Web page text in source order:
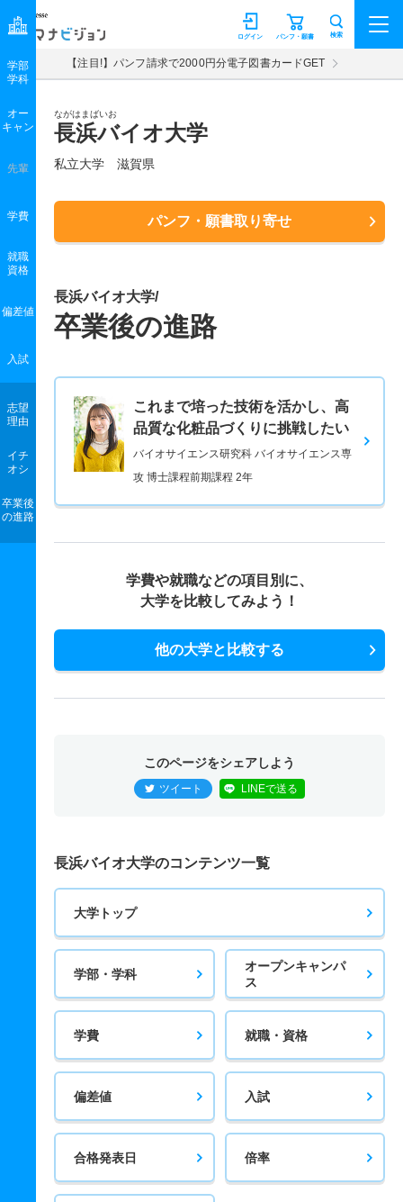
マナビジョン パンフ・願書
ログイン 検索
【注目!】パンフ請求で2000円分電子図書カードGET
ながはまばいお
長浜バイオ大学
私立大学 滋賀県
パンフ・願書取り寄せ
学部
学科
オー
キャン
先輩
学費
就職
資格
偏差値
入試
志望
理由
イチ
オシ
卒業後
の進路
長浜バイオ大学/
卒業後の進路
これまで培った技術を活かし、高
品質な化粧品づくりに挑戦したい
バイオサイエンス研究科 バイオサイエンス専
攻 博士課程前期課程 2年
学費や就職などの項目別に、
大学を比較してみよう！
他の大学と比較する
このページをシェアしよう
ツイート LINEで送る
長浜バイオ大学のコンテンツ一覧
大学トップ
学部・学科
オープンキャンパ
ス
学費 就職・資格
偏差値 入試
合格発表日 倍率